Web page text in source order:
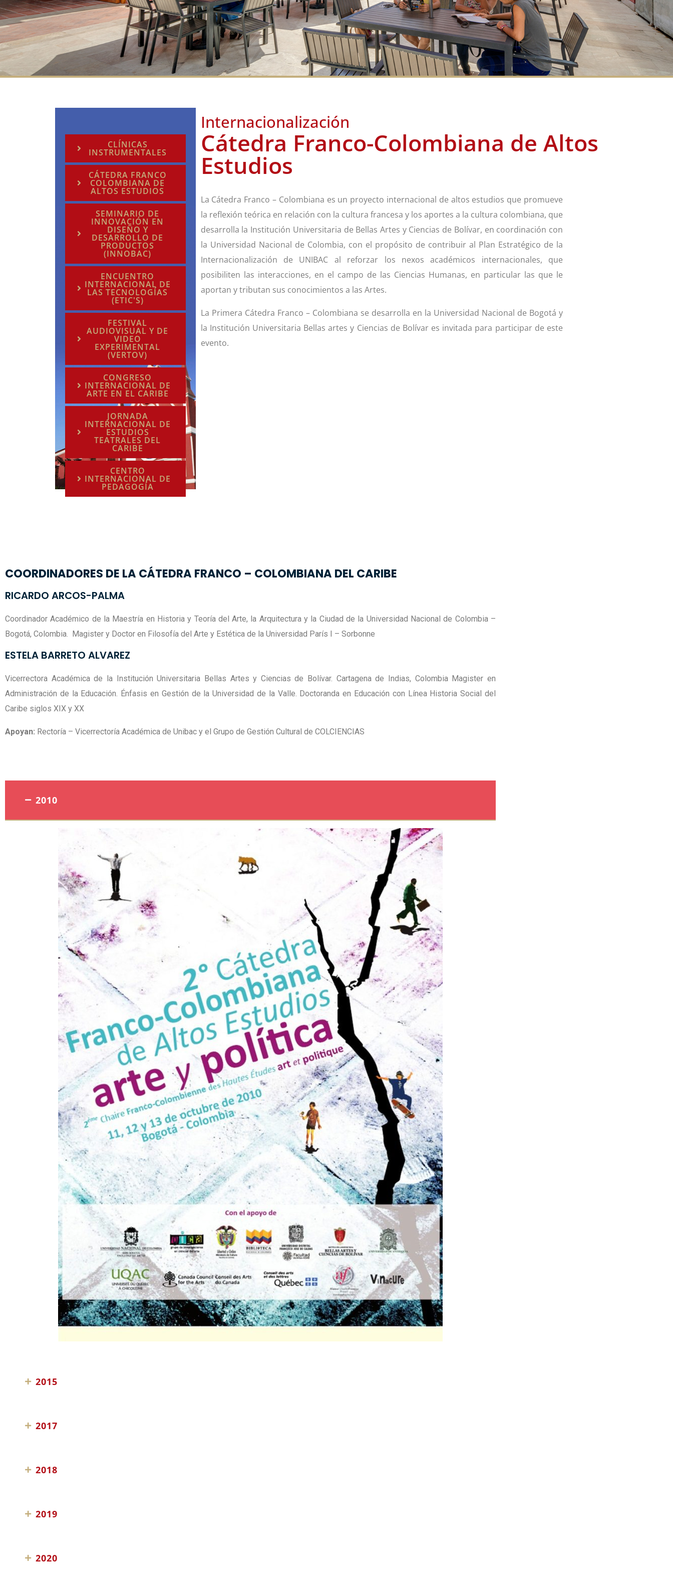
CLÍNICAS
INSTRUMENTALES
CÁTEDRA FRANCO
COLOMBIANA DE
ALTOS ESTUDIOS
SEMINARIO DE
INNOVACIÓN EN
DISEÑO Y
DESARROLLO DE
PRODUCTOS
(INNOBAC)
ENCUENTRO
INTERNACIONAL DE
LAS TECNOLOGÍAS
(ETIC'S)
FESTIVAL
AUDIOVISUAL Y DE
VIDEO
EXPERIMENTAL
(VERTOV)
CONGRESO
INTERNACIONAL DE
ARTE EN EL CARIBE
JORNADA
INTERNACIONAL DE
ESTUDIOS
TEATRALES DEL
CARIBE
CENTRO
INTERNACIONAL DE
PEDAGOGÍA
Internacionalización
Cátedra Franco-Colombiana de Altos
Estudios
La Cátedra Franco – Colombiana es un proyecto internacional de altos estudios que promueve
la reflexión teórica en relación con la cultura francesa y los aportes a la cultura colombiana, que
desarrolla la Institución Universitaria de Bellas Artes y Ciencias de Bolívar, en coordinación con
la Universidad Nacional de Colombia, con el propósito de contribuir al Plan Estratégico de la
Internacionalización de UNIBAC al reforzar los nexos académicos internacionales, que
posibiliten las interacciones, en el campo de las Ciencias Humanas, en particular las que le
aportan y tributan sus conocimientos a las Artes.
La Primera Cátedra Franco – Colombiana se desarrolla en la Universidad Nacional de Bogotá y
la Institución Universitaria Bellas artes y Ciencias de Bolívar es invitada para participar de este
evento.
COORDINADORES DE LA CÁTEDRA FRANCO – COLOMBIANA DEL CARIBE
RICARDO ARCOS-PALMA
Coordinador Académico de la Maestría en Historia y Teoría del Arte, la Arquitectura y la Ciudad de la Universidad Nacional de Colombia –
Bogotá, Colombia. Magister y Doctor en Filosofía del Arte y Estética de la Universidad París I – Sorbonne
ESTELA BARRETO ALVAREZ
Vicerrectora Académica de la Institución Universitaria Bellas Artes y Ciencias de Bolívar. Cartagena de Indias, Colombia Magister en
Administración de la Educación. Énfasis en Gestión de la Universidad de la Valle. Doctoranda en Educación con Línea Historia Social del
Caribe siglos XIX y XX
Apoyan: Rectoría – Vicerrectoría Académica de Unibac y el Grupo de Gestión Cultural de COLCIENCIAS
2010
2015
2017
2018
2019
2020